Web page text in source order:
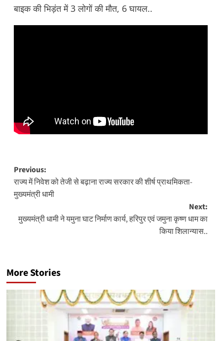
बाइक की भिड़ंत में 3 लोगों की मौत, 6 घायल..
Post
navigation
Previous:
राज्य में निवेश को तेजी से बढ़ाना राज्य सरकार की शीर्ष प्राथमिकता-
मुख्यमंत्री धामी
Next:
मुख्यमंत्री धामी ने यमुना घाट निर्माण कार्य, हरिपुर एवं जमुना कृष्ण धाम का
किया शिलान्यास..
More Stories